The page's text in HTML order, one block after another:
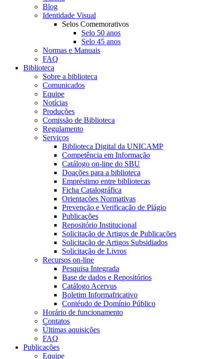
Blog
Identidade Visual
Selos Comemorativos
Selo 50 anos
Selo 45 anos
Normas e Manuais
FAQ
Biblioteca
Sobre a biblioteca
Comunicados
Equipe
Notícias
Produções
Comissão de Biblioteca
Regulamento
Serviços
Biblioteca Digital da UNICAMP
Competência em Informação
Catálogo on-line do SBU
Doações para a biblioteca
Empréstimo entre bibliotecas
Ficha Catalográfica
Orientações Normativas
Prevenção e Verificação de Plágio
Publicações
Repositório Institucional
Solicitação de Artigos de Publicações
Solicitação de Artigos Subsidiados
Solicitação de Livros
Recursos on-line
Pesquisa Integrada
Base de dados e Repositórios
Catálogo Acervus
Boletim Informafricativo
Contéudo de Domínio Público
Horário de funcionamento
Contatos
Últimas aquisições
FAQ
Publicações
Equipe